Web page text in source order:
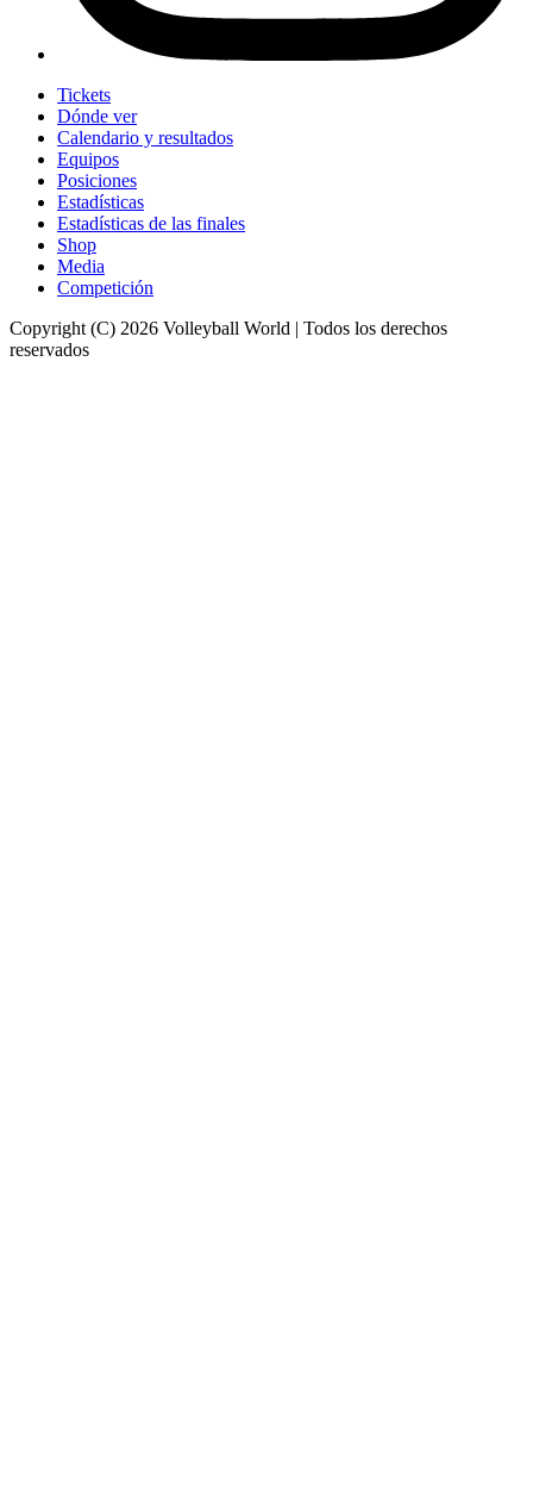
Tickets
Dónde ver
Calendario y resultados
Equipos
Posiciones
Estadísticas
Estadísticas de las finales
Shop
Media
Competición
Copyright (C) 2026 Volleyball World | Todos los derechos
reservados